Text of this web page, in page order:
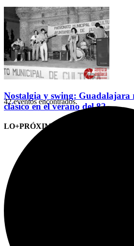
Nostalgia y swing: Guadalajara
clásico en el verano del 82
LO+PRÓXIMO (CITAS)
42 eventos encontrados.